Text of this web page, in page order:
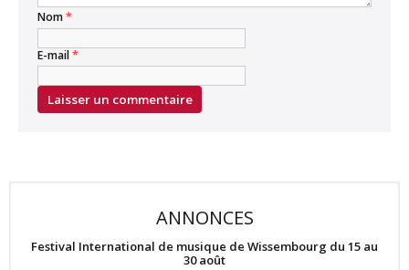
Nom*
E-mail*
ANNONCES
Festival International de musique de Wissembourg du 15 au
30 août